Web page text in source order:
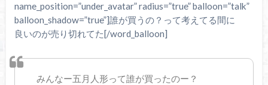
name_position=”under_avatar” radius=”true” balloon=”talk”
balloon_shadow=”true”]誰が買うの？って考えてる間に
良いのが売り切れてた[/word_balloon]
みんなー五月人形って誰が買ったのー？